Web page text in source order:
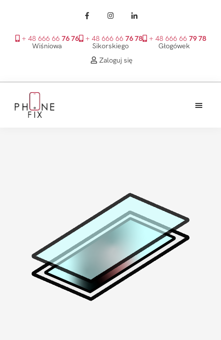
+ 48 666 66 76 76
Wiśniowa
+ 48 666 66 76 78
Sikorskiego
+ 48 666 66 79 78
Głogówek
Zaloguj się
głównego